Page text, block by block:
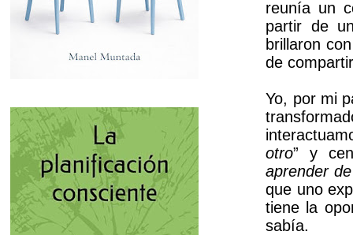
reunía un
partir de
brillaron
de
Yo, por mi
otro” y
aprender
que uno
tiene la
sabía.